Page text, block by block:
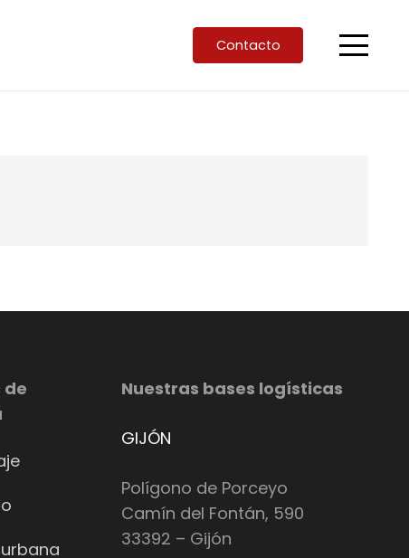
Contacto
de
Nuestras bases logísticas
GIJÓN
Polígono de Porceyo
Camín del Fontán, 590
33392 – Gijón